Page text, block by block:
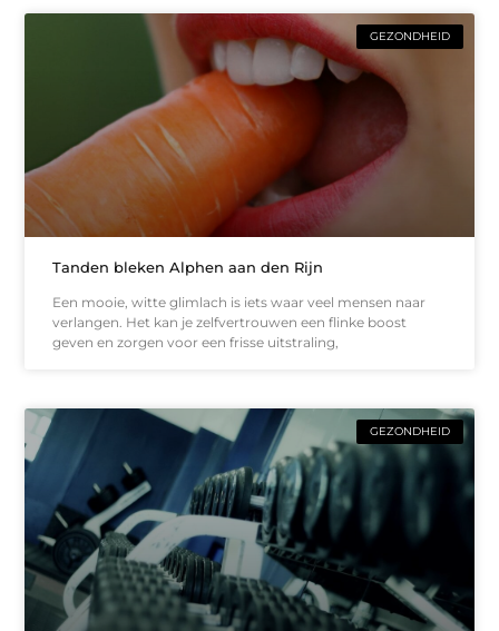
GEZONDHEID
Tanden bleken Alphen aan den Rijn
Een mooie, witte glimlach is iets waar veel mensen naar
verlangen. Het kan je zelfvertrouwen een flinke boost
geven en zorgen voor een frisse uitstraling,
GEZONDHEID